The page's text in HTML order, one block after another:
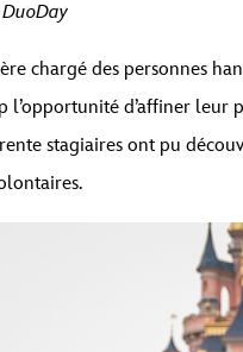
chargé des personnes
d’affiner
stagiaires ont pu